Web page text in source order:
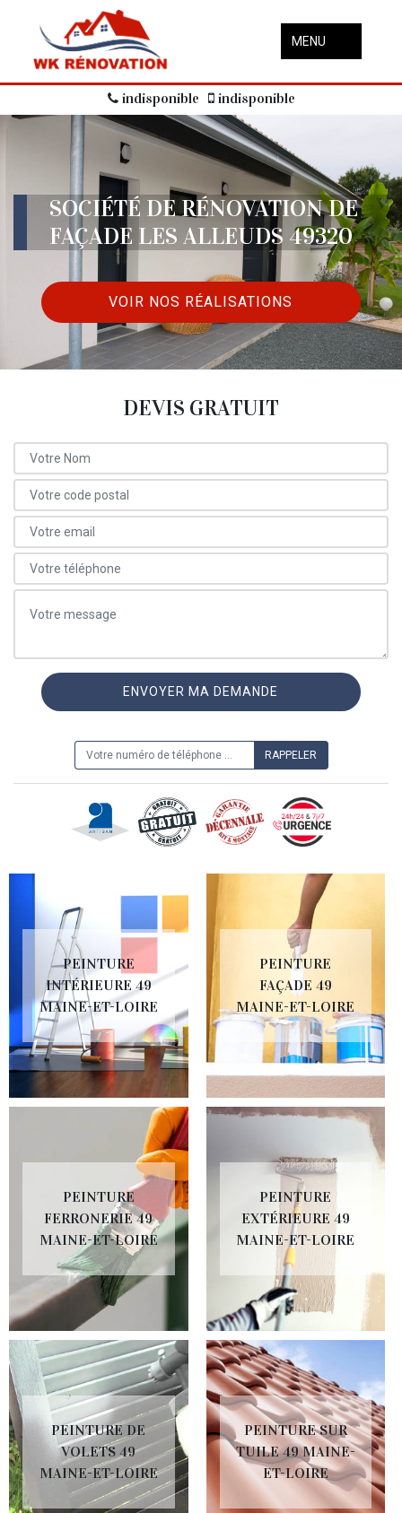
MENU
indisponible indisponible
SOCIÉTÉ DE RÉNOVATION DE
FAÇADE LES ALLEUDS 49320
VOIR NOS RÉALISATIONS
DEVIS GRATUIT
PEINTURE
INTÉRIEURE 49
MAINE-ET-LOIRE
PEINTURE
FAÇADE 49
MAINE-ET-LOIRE
PEINTURE
FERRONERIE 49
MAINE-ET-LOIRE
PEINTURE
EXTÉRIEURE 49
MAINE-ET-LOIRE
PEINTURE DE
VOLETS 49
MAINE-ET-LOIRE
PEINTURE SUR
TUILE 49 MAINE-
ET-LOIRE